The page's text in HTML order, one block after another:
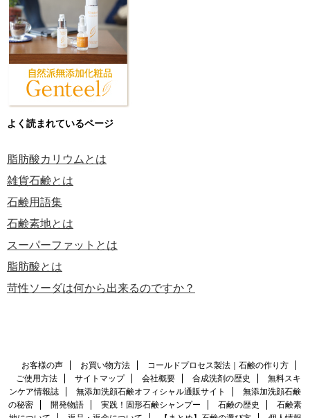
よく読まれているページ
脂肪酸カリウムとは
雑貨石鹸とは
石鹸用語集
石鹸素地とは
スーパーファットとは
脂肪酸とは
苛性ソーダは何から出来るのですか？
お客様の声 お買い物方法
コールドプロセス製法｜石鹸の作り方
ご使用方法
サイトマップ 会社概要 合成洗剤の歴史
無料スキ
ンケア情報誌
無添加洗顔石鹸オフィシャル通販サイト
無添加洗顔石鹸
の秘密
開発物語 実践！固形石鹸シャンプー 石鹸の歴史
石鹸素